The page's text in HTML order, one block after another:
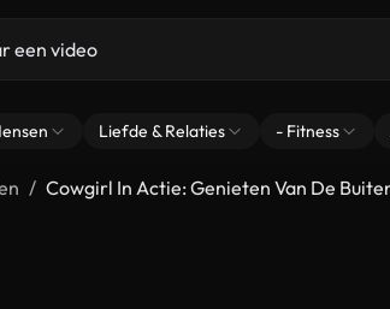
Liefde & Relaties - Fitness
Cowgirl In Actie: Genieten Van De